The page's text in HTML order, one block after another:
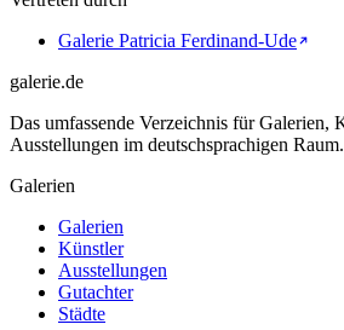
Galerie Patricia Ferdinand-Ude
galerie.de
Das umfassende Verzeichnis für Galerien,
Ausstellungen im deutschsprachigen Raum.
Galerien
Galerien
Künstler
Ausstellungen
Gutachter
Städte